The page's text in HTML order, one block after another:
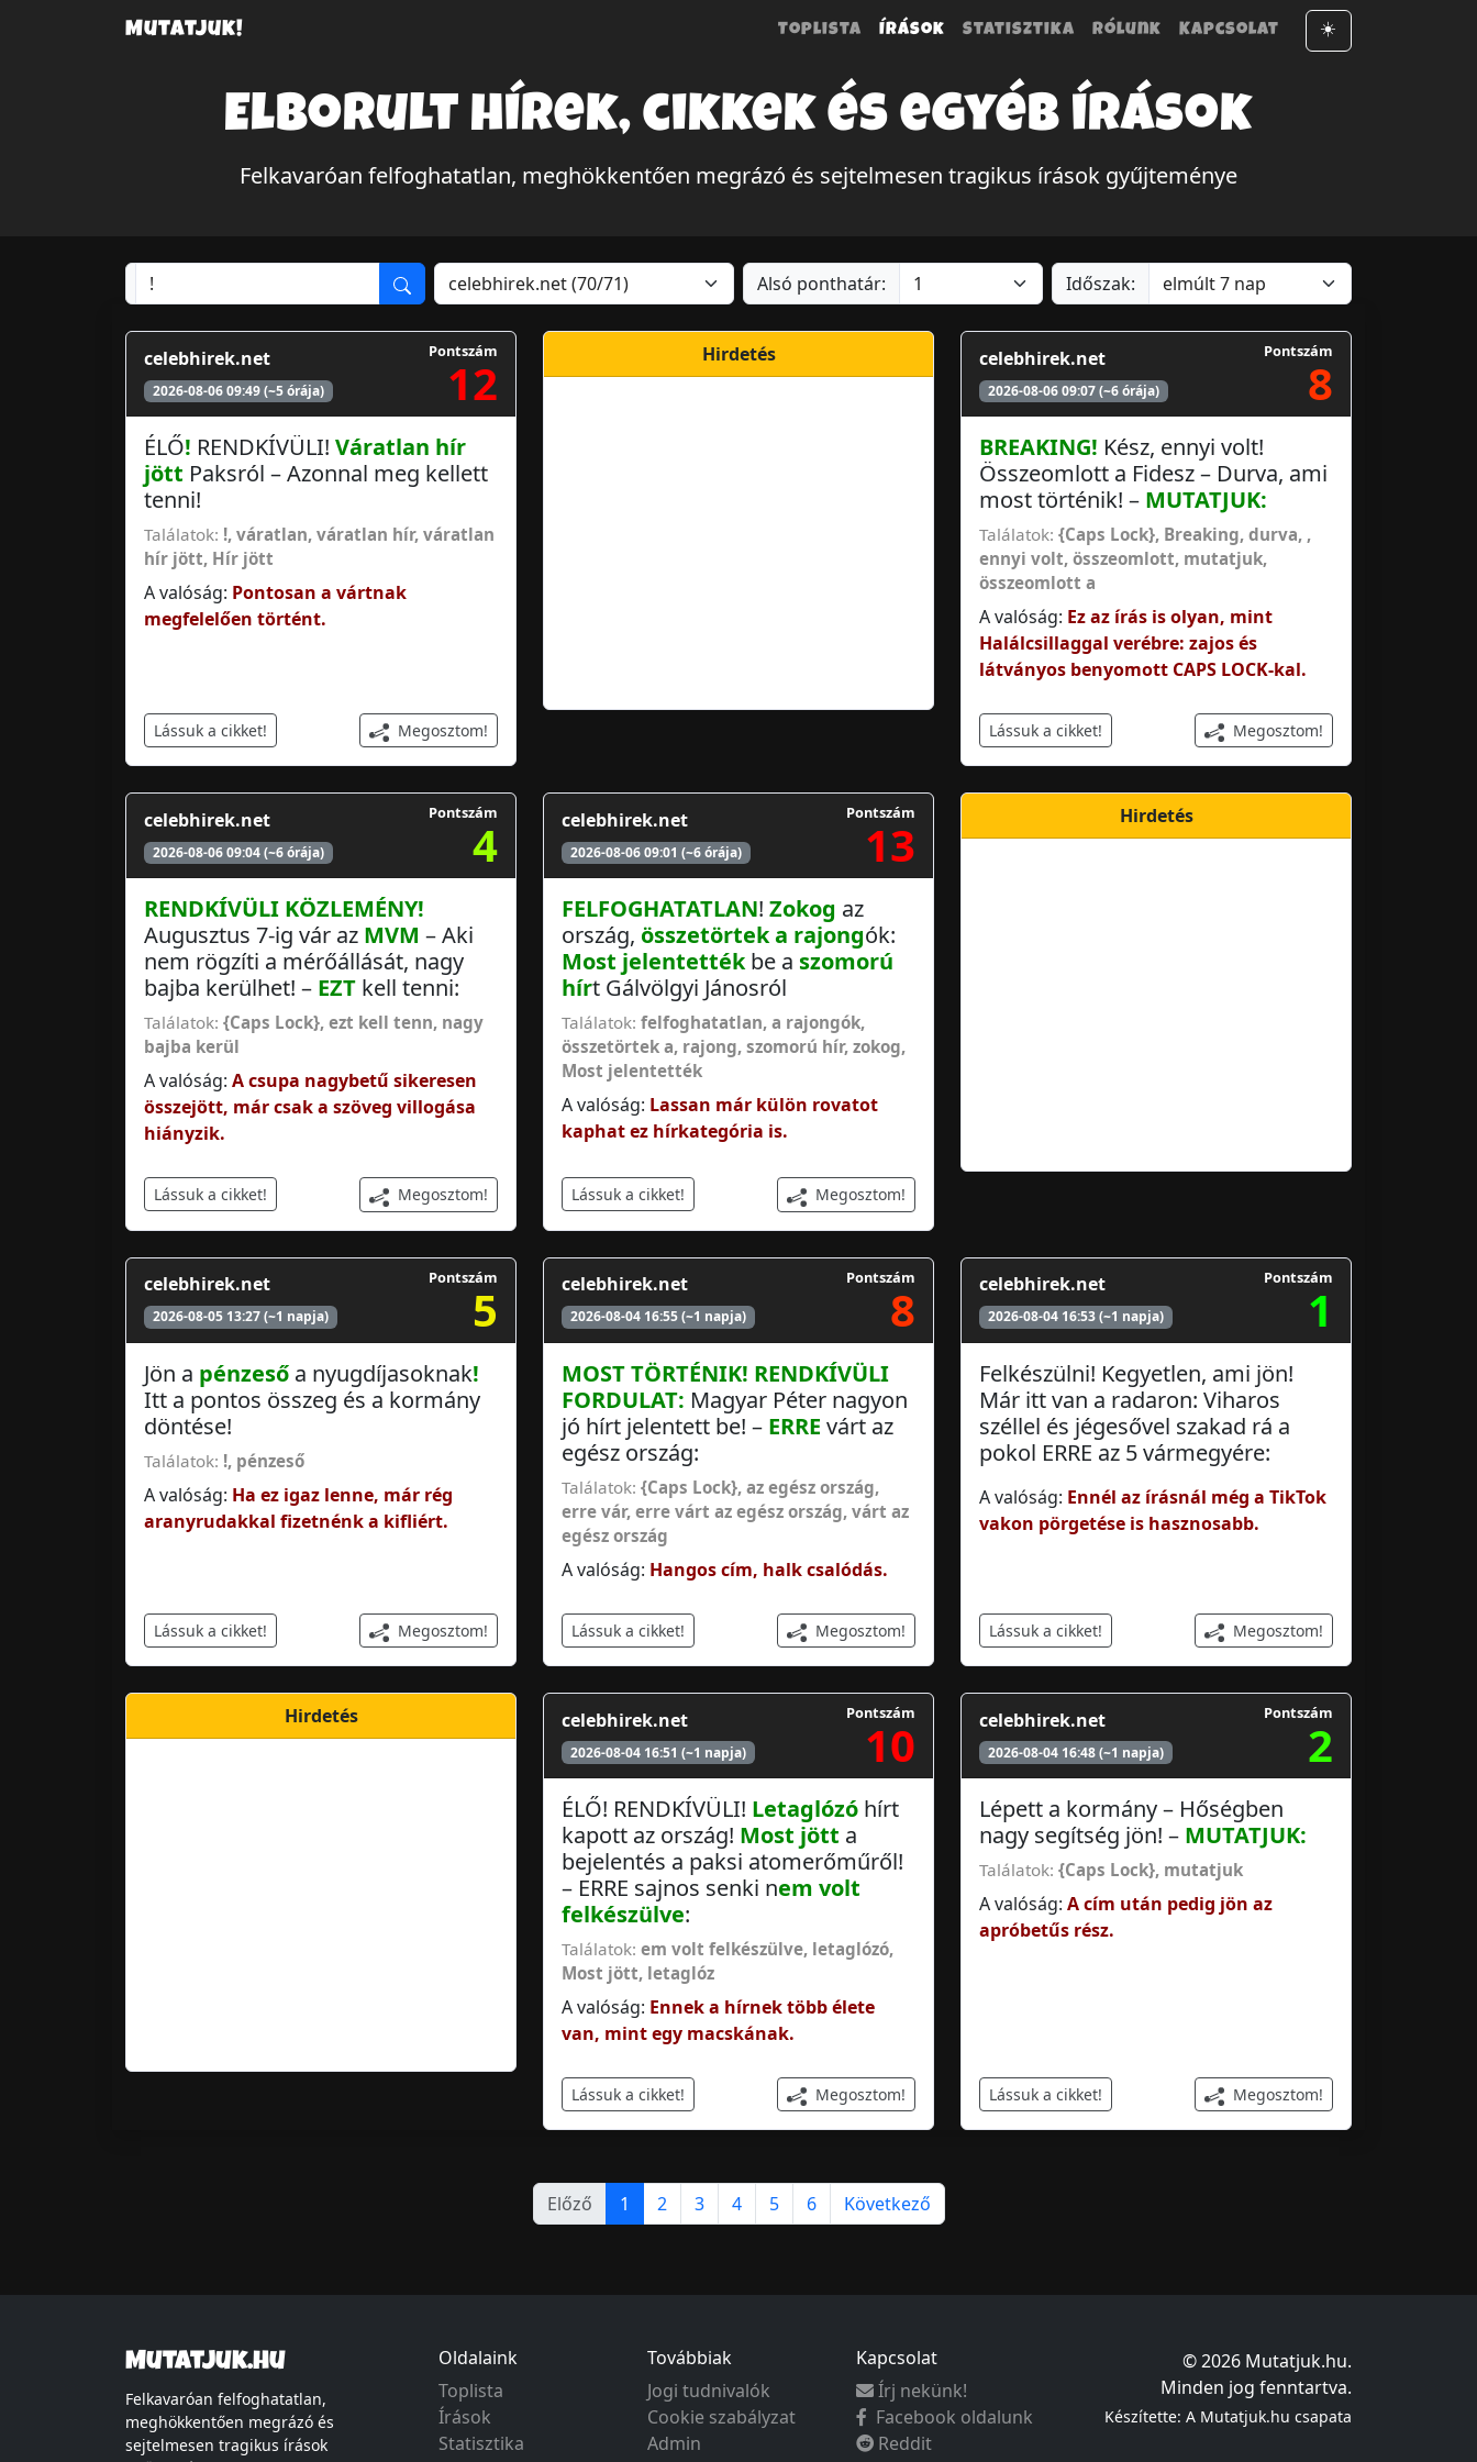
Mutatjuk! Toplista Írások Statisztika Rólunk Kapcsolat ☀️
Elborult hírek, cikkek és egyéb írások
Felkavaróan felfoghatatlan, meghökkentően megrázó és sejtelmesen tragikus írások gyűjteménye
Alsó ponthatár: Időszak:
celebhirek.net
2026-08-06 09:49 (~5 órája)
Pontszám
12
ÉLŐ! RENDKÍVÜLI! Váratlan hír
jött Paksról – Azonnal meg kellett
tenni!
Találatok: !, váratlan, váratlan hír, váratlan
hír jött, Hír jött
A valóság: Pontosan a vártnak
megfelelően történt.
Lássuk a cikket! Megosztom!
Hirdetés celebhirek.net
2026-08-06 09:07 (~6 órája)
Pontszám
8
BREAKING! Kész, ennyi volt!
Összeomlott a Fidesz – Durva, ami
most történik! – MUTATJUK:
Találatok: {Caps Lock}, Breaking, durva, ,
ennyi volt, összeomlott, mutatjuk,
összeomlott a
A valóság: Ez az írás is olyan, mint
Halálcsillaggal verébre: zajos és
látványos benyomott CAPS LOCK-kal.
Lássuk a cikket! Megosztom!
celebhirek.net
2026-08-06 09:04 (~6 órája)
Pontszám
4
RENDKÍVÜLI KÖZLEMÉNY!
Augusztus 7-ig vár az MVM – Aki
nem rögzíti a mérőállását, nagy
bajba kerülhet! – EZT kell tenni:
Találatok: {Caps Lock}, ezt kell tenn, nagy
bajba kerül
A valóság: A csupa nagybetű sikeresen
összejött, már csak a szöveg villogása
hiányzik.
Lássuk a cikket! Megosztom!
celebhirek.net
2026-08-06 09:01 (~6 órája)
Pontszám
13
FELFOGHATATLAN! Zokog az
ország, összetörtek a rajongók:
Most jelentettékbe a szomorú
hírt Gálvölgyi Jánosról
Találatok: felfoghatatlan, a rajongók,
összetörtek a, rajong, szomorú hír, zokog,
Most jelentették
A valóság: Lassan már külön rovatot
kaphat ez hírkategória is.
Lássuk a cikket! Megosztom!
Hirdetés
celebhirek.net
2026-08-05 13:27 (~1 napja)
Pontszám
5
Jön a pénzeső a nyugdíjasoknak!
Itt a pontos összeg és a kormány
döntése!
Találatok: !, pénzeső
A valóság: Ha ez igaz lenne, már rég
aranyrudakkal fizetnénk a kifliért.
Lássuk a cikket! Megosztom!
celebhirek.net
2026-08-04 16:55 (~1 napja)
Pontszám
8
MOSTTÖRTÉNIK! RENDKÍVÜLI
FORDULAT: Magyar Péter nagyon
jó hírt jelentett be! – ERRE várt az
egész ország:
Találatok: {Caps Lock}, az egész ország,
erre vár, erre várt az egész ország, várt az
egész ország
A valóság: Hangos cím, halk csalódás.
Lássuk a cikket! Megosztom!
celebhirek.net
2026-08-04 16:53 (~1 napja)
Pontszám
1
Felkészülni! Kegyetlen, ami jön!
Már itt van a radaron: Viharos
széllel és jégesővel szakad rá a
pokol ERRE az 5 vármegyére:
A valóság: Ennél az írásnál még a TikTok
vakon pörgetése is hasznosabb.
Lássuk a cikket! Megosztom!
Hirdetés celebhirek.net
2026-08-04 16:51 (~1 napja)
Pontszám
10
ÉLŐ! RENDKÍVÜLI! Letaglózó hírt
kapott az ország! Most jött a
bejelentés a paksi atomerőműről!
– ERRE sajnos senki nem volt
felkészülve:
Találatok: em volt felkészülve, letaglózó,
Most jött, letaglóz
A valóság: Ennek a hírnek több élete
van, mint egy macskának.
Lássuk a cikket! Megosztom!
celebhirek.net
2026-08-04 16:48 (~1 napja)
Pontszám
2
Lépett a kormány – Hőségben
nagy segítség jön! – MUTATJUK:
Találatok: {Caps Lock}, mutatjuk
A valóság: A cím után pedig jön az
apróbetűs rész.
Lássuk a cikket! Megosztom!
Előző 1 2 3 4 5 6 Következő
Mutatjuk.hu
Felkavaróan felfoghatatlan,
meghökkentően megrázó és
sejtelmesen tragikus írások
Oldalaink
Toplista
Írások
Statisztika
Továbbiak
Jogi tudnivalók
Cookie szabályzat
Admin
Kapcsolat
Írj nekünk!
Facebook oldalunk
Reddit
© 2026 Mutatjuk.hu.
Minden jog fenntartva.
Készítette: A Mutatjuk.hu csapata